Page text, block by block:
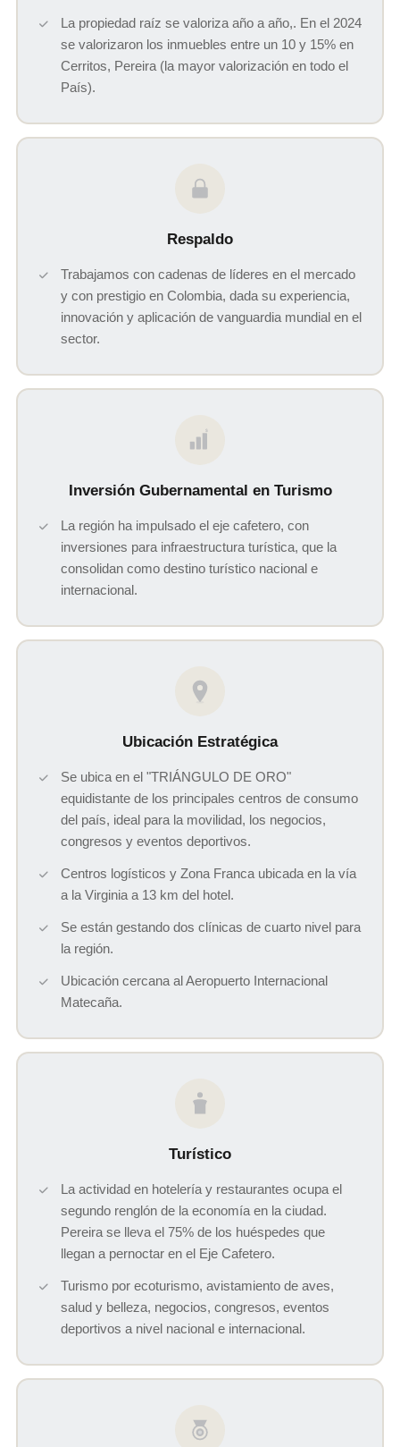
La propiedad raíz se valoriza año a año,. En el 2024
se valorizaron los inmuebles entre un 10 y 15% en
Cerritos, Pereira (la mayor valorización en todo el
País).
Respaldo
Trabajamos con cadenas de líderes en el mercado
y con prestigio en Colombia, dada su experiencia,
innovación y aplicación de vanguardia mundial en el
sector.
$
Inversión Gubernamental en Turismo
La región ha impulsado el eje cafetero, con
inversiones para infraestructura turística, que la
consolidan como destino turístico nacional e
internacional.
Ubicación Estratégica
Se ubica en el "TRIÁNGULO DE ORO"
equidistante de los principales centros de consumo
del país, ideal para la movilidad, los negocios,
congresos y eventos deportivos.
Centros logísticos y Zona Franca ubicada en la vía
a la Virginia a 13 km del hotel.
Se están gestando dos clínicas de cuarto nivel para
la región.
Ubicación cercana al Aeropuerto Internacional
Matecaña.
Turístico
La actividad en hotelería y restaurantes ocupa el
segundo renglón de la economía en la ciudad.
Pereira se lleva el 75% de los huéspedes que
llegan a pernoctar en el Eje Cafetero.
Turismo por ecoturismo, avistamiento de aves,
salud y belleza, negocios, congresos, eventos
deportivos a nivel nacional e internacional.